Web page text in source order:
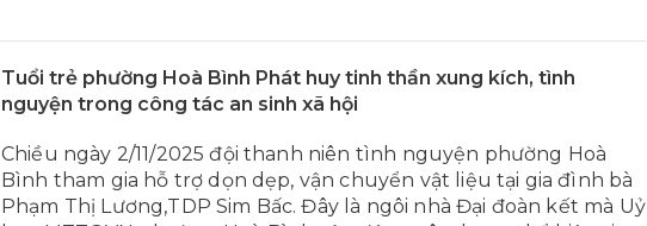
Tuổi trẻ phường Hoà Bình Phát huy tinh thần xung kích, tình
nguyện trong công tác an sinh xã hội
Chiều ngày 2/11/2025 đội thanh niên tình nguyện phường Hoà
Bình tham gia hỗ trợ dọn dẹp, vận chuyển vật liệu tại gia đình bà
Phạm Thị Lương,TDP Sim Bấc. Đây là ngôi nhà Đại đoàn kết mà Uỷ